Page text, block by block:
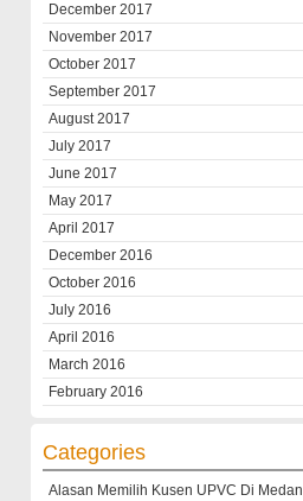
December 2017
November 2017
October 2017
September 2017
August 2017
July 2017
June 2017
May 2017
April 2017
December 2016
October 2016
July 2016
April 2016
March 2016
February 2016
Categories
Alasan Memilih Kusen UPVC Di Medan